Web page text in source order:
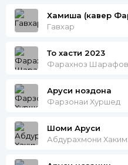
Хамиша (кавер
Гавхар
То хасти 2023
Фарахноз
Аруси ноздона
Фарзонаи Хуршед
Шоми Аруси
Абдурахмони